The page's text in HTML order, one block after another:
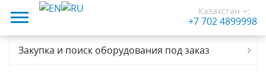
Казахстан
+7 702 4899998
:
Закупка и поиск оборудования под заказ